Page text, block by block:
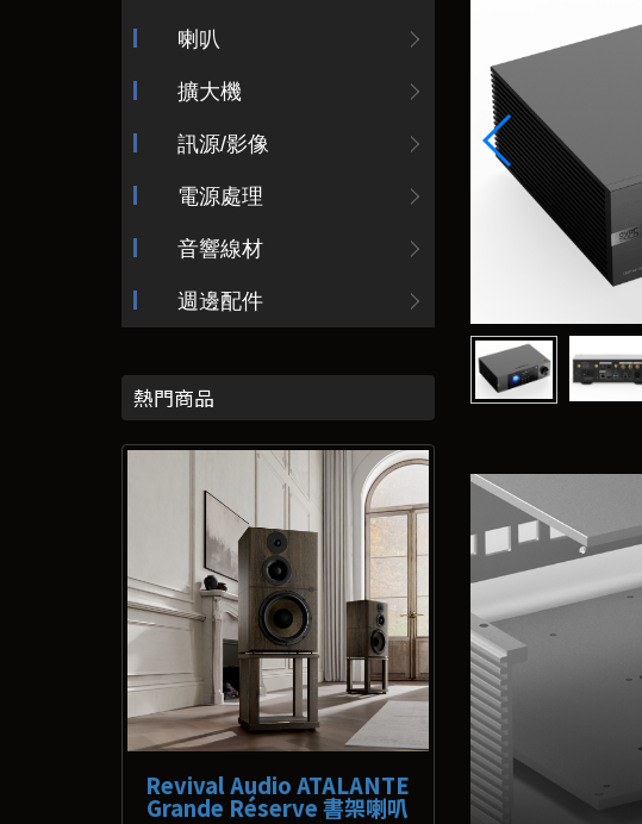
喇叭
擴大機
訊源/影像
電源處理
音響線材
週邊配件
熱門商品
Revival Audio ATALANTE
Grande Réserve 書架喇叭